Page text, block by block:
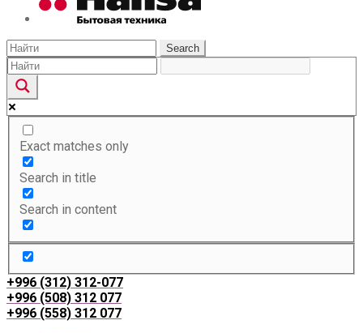
Search
Exact matches only
Search in title
Search in content
+996 (312) 312-077
+996 (508) 312 077
+996 (558) 312 077